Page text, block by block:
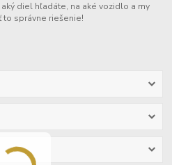
diel hľadáte, na aké vozidlo a my
to správne riešenie!